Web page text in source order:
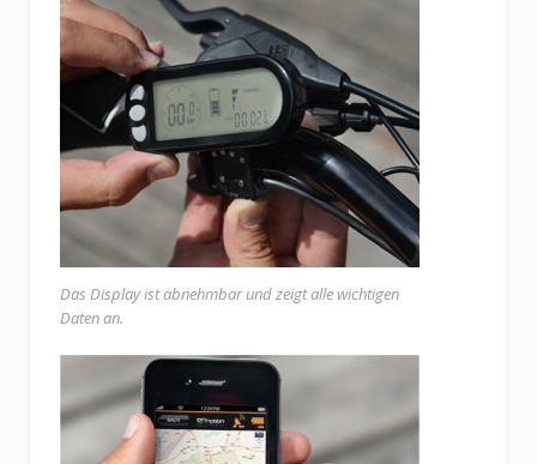
Das Display ist abnehmbar und zeigt alle wichtigen
Daten an.